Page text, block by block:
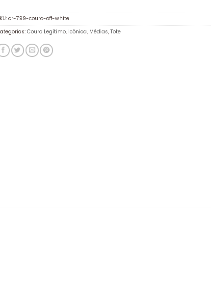
cr-799-couro-off-white
Couro Legítimo, Icônica, Médias,Tote